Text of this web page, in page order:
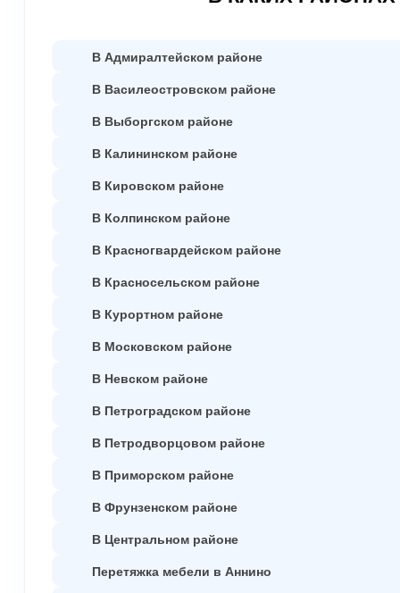
В Адмиралтейском районе
В Василеостровском районе
В Выборгском районе
В Калининском районе
В Кировском районе
В Колпинском районе
В Красногвардейском районе
В Красносельском районе
В Курортном районе
В Московском районе
В Невском районе
В Петроградском районе
В Петродворцовом районе
В Приморском районе
В Фрунзенском районе
В Центральном районе
Перетяжка мебели в Аннино